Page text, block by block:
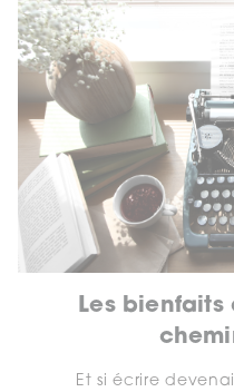
Les bienfaits
Et si écrire